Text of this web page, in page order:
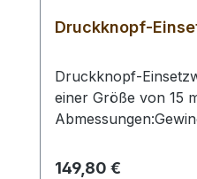
Druckknopf-
Druckknopf-
einer Größe von 15
Regulärer Preis:
149,80 €